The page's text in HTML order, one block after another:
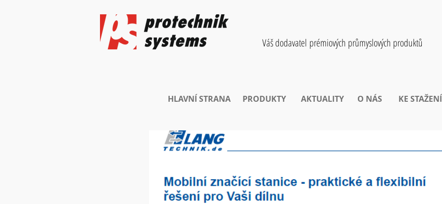
Váš dodavatel prémiových průmyslových produktů
HLAVNÍ STRANA PRODUKTY AKTUALITY O NÁS KE STAŽENÍ